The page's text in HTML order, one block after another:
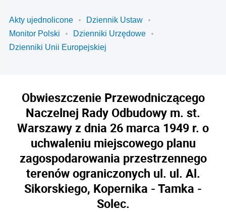
Akty ujednolicone
Dziennik Ustaw
Monitor Polski
Dzienniki Urzędowe
Dzienniki Unii Europejskiej
Obwieszczenie Przewodniczącego
Naczelnej Rady Odbudowy m. st.
Warszawy z dnia 26 marca 1949 r. o
uchwaleniu miejscowego planu
zagospodarowania przestrzennego
terenów ograniczonych ul. ul. Al.
Sikorskiego, Kopernika - Tamka -
Solec.